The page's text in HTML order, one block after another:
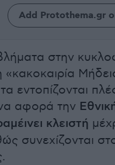
Add Protothema.gr
στην
«κακοκαιρία
εντοπίζονται
αφορά την
κλειστή
συνεχίζονται